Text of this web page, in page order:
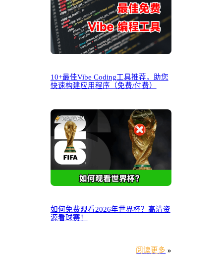
10+最佳Vibe Coding工具推荐，助您
快速构建应用程序（免费/付费）
如何免费观看2026年世界杯？高清资
源看球赛！
阅读更多 »